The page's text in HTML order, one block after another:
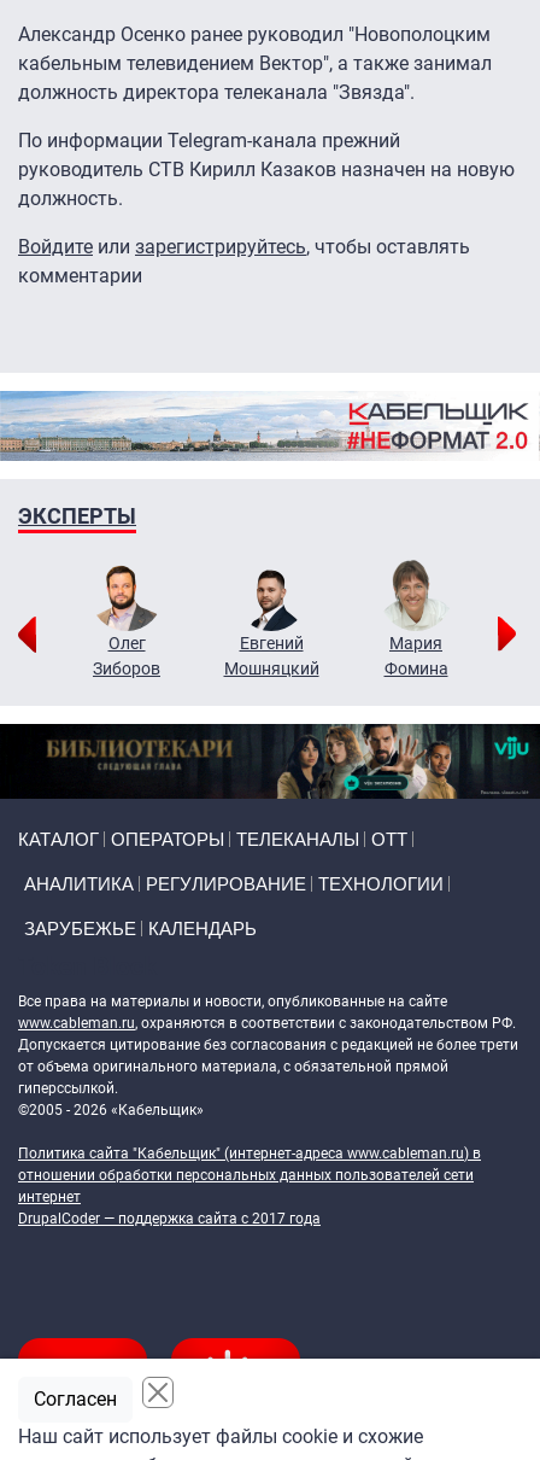
Александр Осенко ранее руководил "Новополоцким
кабельным телевидением Вектор", а также занимал
должность директора телеканала "Звязда".
По информации Telegram-канала прежний
руководитель СТВ Кирилл Казаков назначен на новую
должность.
Войдите или зарегистрируйтесь, чтобы оставлять
комментарии
ЭКСПЕРТЫ
Олег
Зиборов
Евгений
Мошняцкий
Мария
Фомина
КАТАЛОГ ОПЕРАТОРЫ ТЕЛЕКАНАЛЫ ОТТ
АНАЛИТИКА РЕГУЛИРОВАНИЕ ТЕХНОЛОГИИ
ЗАРУБЕЖЬЕ КАЛЕНДАРЬ
Все права на материалы и новости, опубликованные на сайте
www.cableman.ru, охраняются в соответствии с законодательством РФ.
Допускается цитирование без согласования с редакцией не более трети
от объема оригинального материала, с обязательной прямой
гиперссылкой.
©2005 - 2026 «Кабельщик»
Политика сайта "Кабельщик" (интернет-адреса www.cableman.ru) в
отношении обработки персональных данных пользователей сети
интернет
DrupalCoder — поддержка сайта c 2017 года
Наш сайт использует файлы cookie и схожие
Согласен